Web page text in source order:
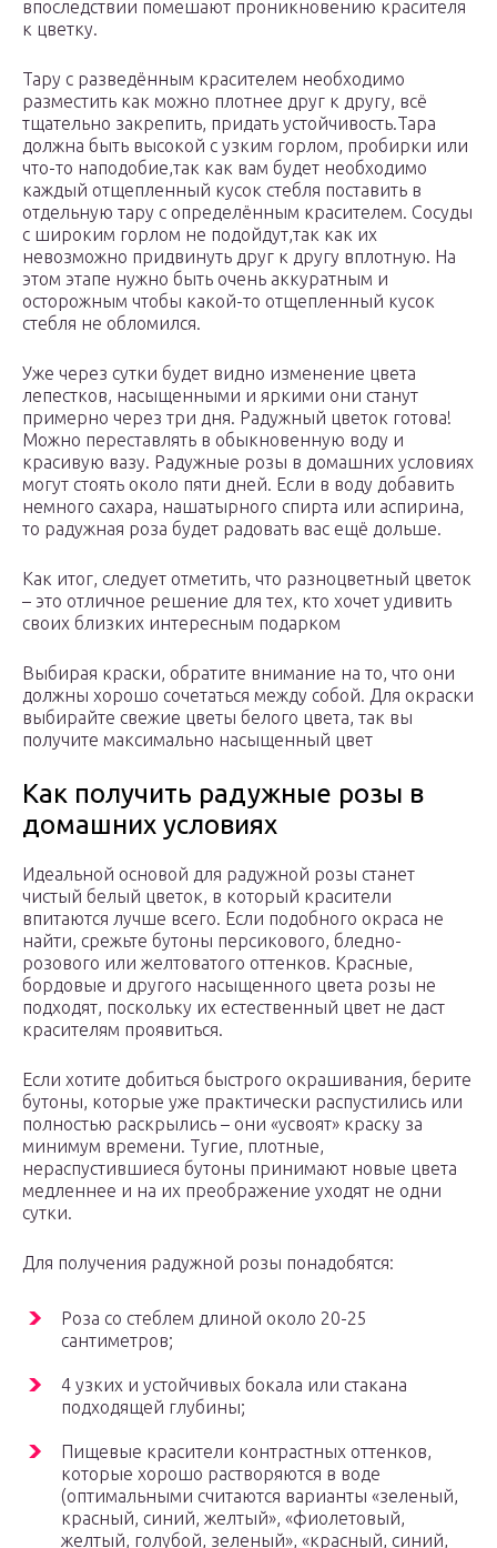
впоследствии помешают проникновению красителя
к цветку.
Тару с разведённым красителем необходимо
разместить как можно плотнее друг к другу, всё
тщательно закрепить, придать устойчивость.Тара
должна быть высокой с узким горлом, пробирки или
что-то наподобие,так как вам будет необходимо
каждый отщепленный кусок стебля поставить в
отдельную тару с определённым красителем. Сосуды
с широким горлом не подойдут,так как их
невозможно придвинуть друг к другу вплотную. На
этом этапе нужно быть очень аккуратным и
осторожным чтобы какой-то отщепленный кусок
стебля не обломился.
Уже через сутки будет видно изменение цвета
лепестков, насыщенными и яркими они станут
примерно через три дня. Радужный цветок готова!
Можно переставлять в обыкновенную воду и
красивую вазу. Радужные розы в домашних условиях
могут стоять около пяти дней. Если в воду добавить
немного сахара, нашатырного спирта или аспирина,
то радужная роза будет радовать вас ещё дольше.
Как итог, следует отметить, что разноцветный цветок
– это отличное решение для тех, кто хочет удивить
своих близких интересным подарком
Выбирая краски, обратите внимание на то, что они
должны хорошо сочетаться между собой. Для окраски
выбирайте свежие цветы белого цвета, так вы
получите максимально насыщенный цвет
Как получить радужные розы в
домашних условиях
Идеальной основой для радужной розы станет
чистый белый цветок, в который красители
впитаются лучше всего. Если подобного окраса не
найти, срежьте бутоны персикового, бледно-
розового или желтоватого оттенков. Красные,
бордовые и другого насыщенного цвета розы не
подходят, поскольку их естественный цвет не даст
красителям проявиться.
Если хотите добиться быстрого окрашивания, берите
бутоны, которые уже практически распустились или
полностью раскрылись – они «усвоят» краску за
минимум времени. Тугие, плотные,
нераспустившиеся бутоны принимают новые цвета
медленнее и на их преображение уходят не одни
сутки.
Для получения радужной розы понадобятся:
Роза со стеблем длиной около 20-25
сантиметров;
4 узких и устойчивых бокала или стакана
подходящей глубины;
Пищевые красители контрастных оттенков,
которые хорошо растворяются в воде
(оптимальными считаются варианты «зеленый,
красный, синий, желтый», «фиолетовый,
желтый, голубой, зеленый», «красный, синий,